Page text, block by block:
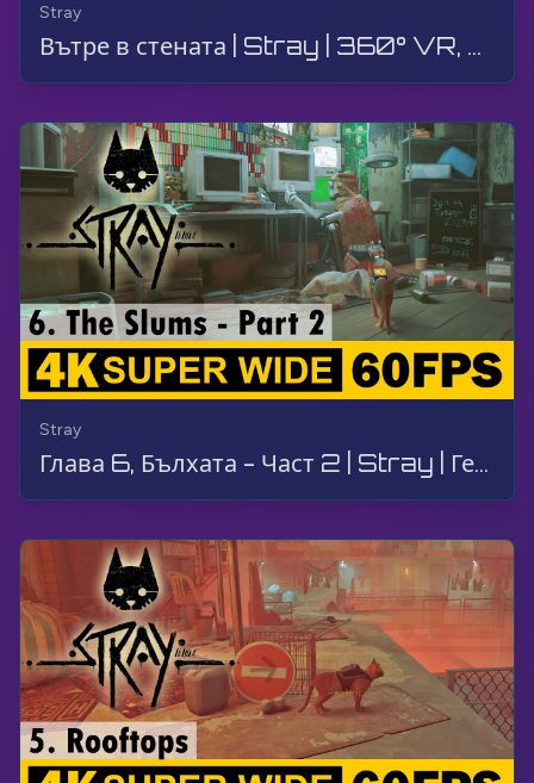
Stray
Вътре в стената | Stray | 360° VR, Разходка, Геймплей, Без коментар, 4K
Stray
Глава 6, Бълхата - Част 2 | Stray | Геймплей, Без коментар, 4K, 60 FPS, Супер широк екран